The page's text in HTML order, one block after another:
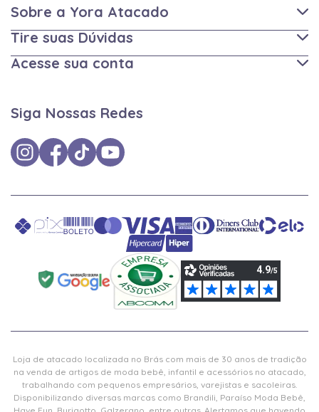
Sobre a Yora Atacado
Tire suas Dúvidas
Acesse sua conta
Siga Nossas Redes
Loja de atacado localizada no Brás com mais de 30 anos de tradição
na venda de artigos de moda bebê, infantil e acessórios no atacado,
trabalhando com pequenos empresários, varejistas e sacoleiras.
Disponibilizando diversas marcas como Brandili, Paraíso Moda Bebê,